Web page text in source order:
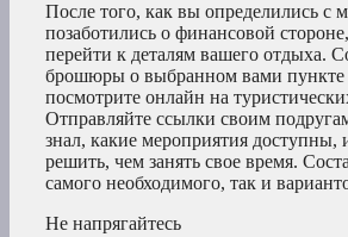
После того, как вы определились с
позаботились о финансовой
перейти к деталям вашего отдыха.
брошюры о выбранном вами пункте
посмотрите онлайн на
Отправляйте ссылки своим
знал, какие мероприятия доступны,
решить, чем занять свое время.
самого необходимого, так и
Не напрягайтесь